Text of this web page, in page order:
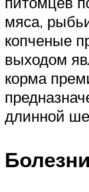
мяса,
копченые
выходом
корма
длинной